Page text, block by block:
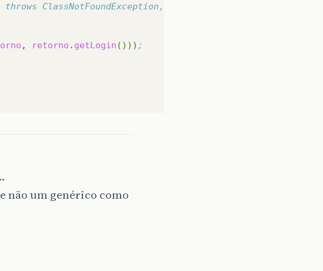
throws ClassNotFoundException, SQLException {
, retorno . getLogin ())) ;
não um genérico como